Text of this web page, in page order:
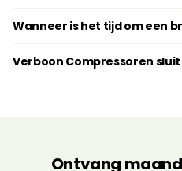
Wanneer is het tijd om een
Verboon Compressoren
Ontvang